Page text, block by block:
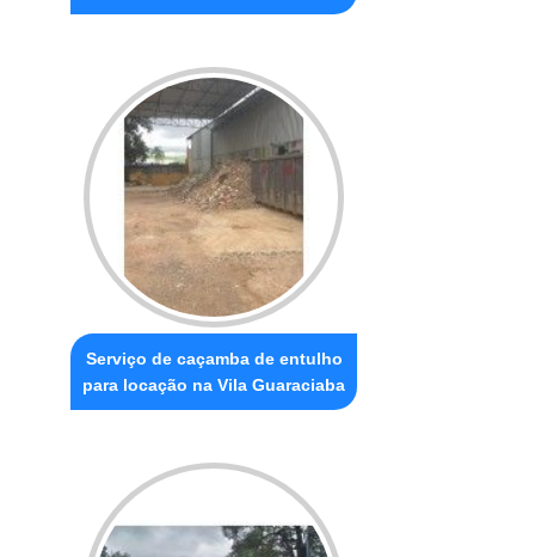
Serviço de caçamba de entulho
para locação na Vila Guaraciaba